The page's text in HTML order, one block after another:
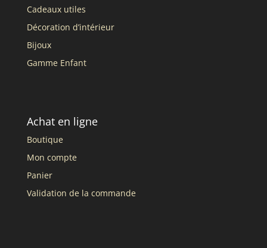
Cadeaux utiles
Décoration d’intérieur
Bijoux
Gamme Enfant
Achat en ligne
Boutique
Mon compte
Panier
Validation de la commande